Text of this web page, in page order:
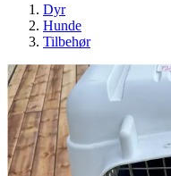
Dyr
Hunde
Tilbehør